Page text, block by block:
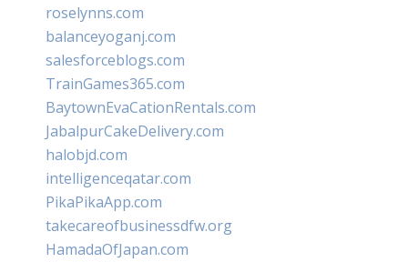
roselynns.com
balanceyoganj.com
salesforceblogs.com
TrainGames365.com
BaytownEvaCationRentals.com
JabalpurCakeDelivery.com
halobjd.com
intelligenceqatar.com
PikaPikaApp.com
takecareofbusinessdfw.org
HamadaOfJapan.com